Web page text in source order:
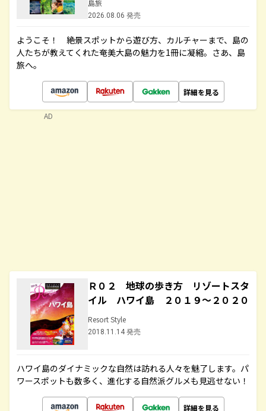
島旅
2026.08.06 発売
ようこそ！ 絶景スポットから遊び方、カルチャーまで、島の
人たちが教えてくれた奄美大島の魅力を1冊に凝縮。さあ、島
旅へ。
詳細を見る
Ｒ０２ 地球の歩き方 リゾートスタ
イル ハワイ島 ２０１９～２０２０
Resort Style
2018.11.14 発売
ハワイ島のダイナミックな自然は訪れる人々を魅了します。パ
ワースポットも数多く、進化する自然派グルメも見逃せない！
詳細を見る
AD